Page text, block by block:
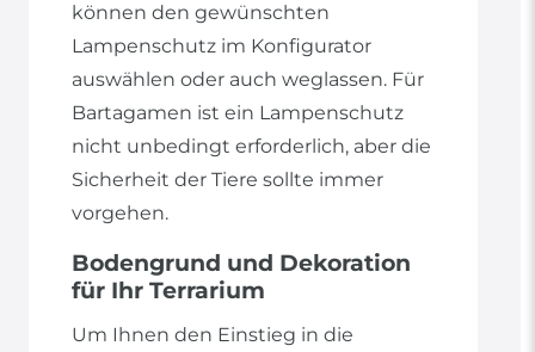
können den gewünschten
Lampenschutz im Konfigurator
auswählen oder auch weglassen. Für
Bartagamen ist ein Lampenschutz
nicht unbedingt erforderlich, aber die
Sicherheit der Tiere sollte immer
vorgehen.
Bodengrund und Dekoration
für Ihr Terrarium
Um Ihnen den Einstieg in die